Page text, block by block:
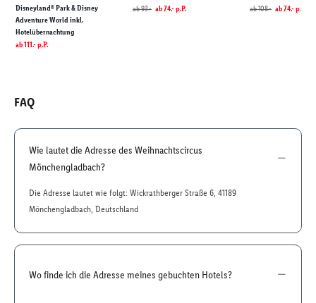
Disneyland® Park & Disney
Adventure World inkl.
Hotelübernachtung
ab111.- p.P.
ab93.- ab74.- p.P.
ab108.- ab74.- p.P.
FAQ
Wie lautet die Adresse des Weihnachtscircus
Mönchengladbach?
Die Adresse lautet wie folgt: Wickrathberger Straße 6, 41189
Mönchengladbach, Deutschland
Wo finde ich die Adresse meines gebuchten Hotels?